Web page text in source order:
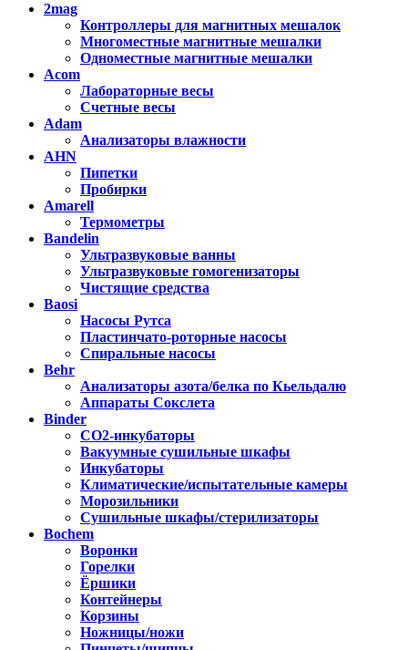
2mag
Контроллеры для магнитных мешалок
Многоместные магнитные мешалки
Одноместные магнитные мешалки
Acom
Лабораторные весы
Счетные весы
Adam
Анализаторы влажности
AHN
Пипетки
Пробирки
Amarell
Термометры
Bandelin
Ультразвуковые ванны
Ультразвуковые гомогенизаторы
Чистящие средства
Baosi
Насосы Рутса
Пластинчато-роторные насосы
Спиральные насосы
Behr
Анализаторы азота/белка по Кьельдалю
Аппараты Сокслета
Binder
CO2-инкубаторы
Вакуумные сушильные шкафы
Инкубаторы
Климатические/испытательные камеры
Морозильники
Сушильные шкафы/стерилизаторы
Bochem
Воронки
Горелки
Ёршики
Контейнеры
Корзины
Ножницы/ножи